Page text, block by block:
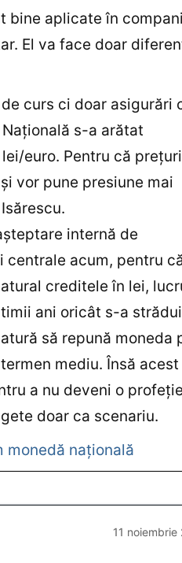
bine aplicate în
El va face doar
curs ci doar asigurări
s-a arătat
euro. Pentru că
vor pune presiune mai
internă de
centrale acum, pentru
creditele în lei,
ani oricât s-a
să repună moneda
mediu. Însă acest
a nu deveni o
doar ca scenariu.
monedă naţională
11 noiembrie